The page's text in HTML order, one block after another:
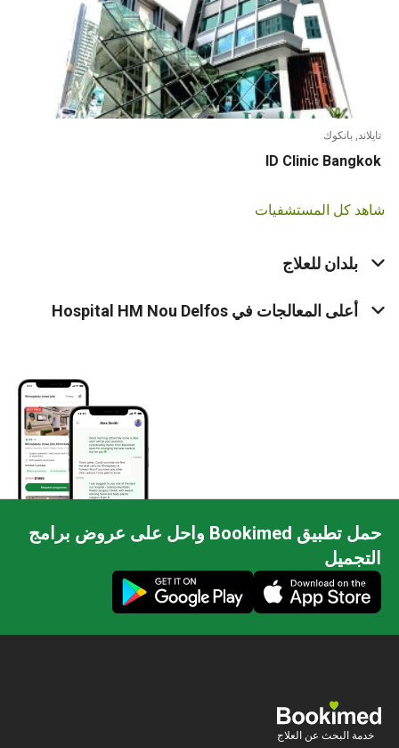
تايلاند, بانكوك
ID Clinic Bangkok
شاهد كل المستشفيات
بلدان للعلاج
أعلى المعالجات في Hospital HM Nou Delfos
حمل تطبيق Bookimed واحل على عروض برامج
التجميل
خدمة البحث عن العلاج